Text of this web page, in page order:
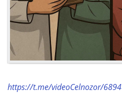
https://t.me/videoCelnozor/6894